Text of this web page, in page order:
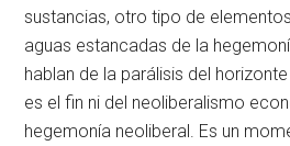
sustancias, otro tipo de
aguas estancadas de la
hablan de la parálisis del
es el fin ni del neoliberalismo
hegemonía neoliberal. Es un